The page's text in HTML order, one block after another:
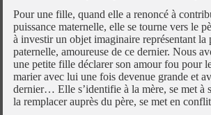
Pour une fille, quand elle a renoncé à
puissance maternelle, elle se tourne vers le
à investir un objet imaginaire représentant la
paternelle, amoureuse de ce dernier. Nous
une petite fille déclarer son amour fou pour
marier avec lui une fois devenue grande et
dernier… Elle s’identifie à la mère, se met à
la remplacer auprès du père, se met en